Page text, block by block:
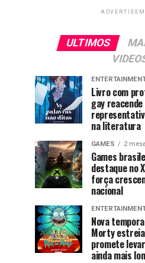
ULTIMOS
Livro com
gay
na literatura
GAMES 2
Games
destaque no
força
nacional
Nova
Morty estreia
promete
ainda mais